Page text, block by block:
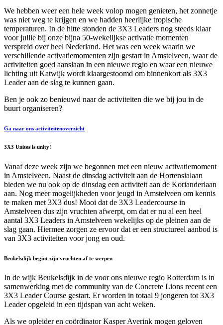
We hebben weer een hele week volop mogen genieten, het zonnetje
was niet weg te krijgen en we hadden heerlijke tropische
temperaturen. In de hitte stonden de 3X3 Leaders nog steeds klaar
voor jullie bij onze bijna 50-wekelijkse activatie momenten
verspreid over heel Nederland. Het was een week waarin we
verschillende activatiemomenten zijn gestart in Amstelveen, waar de
activiteiten goed aanslaan in een nieuwe regio en waar een nieuwe
lichting uit Katwijk wordt klaargestoomd om binnenkort als 3X3
Leader aan de slag te kunnen gaan.
Ben je ook zo benieuwd naar de activiteiten die we bij jou in de
buurt organiseren?
Ga naar ons activiteitenoverzicht
3X3 Unites is unity!
Vanaf deze week zijn we begonnen met een nieuw activatiemoment
in Amstelveen. Naast de dinsdag activiteit aan de Hortensialaan
bieden we nu ook op de dinsdag een activiteit aan de Korianderlaan
aan. Nog meer mogelijkheden voor jeugd in Amstelveen om kennis
te maken met 3X3 dus! Mooi dat de 3X3 Leadercourse in
Amstelveen dus zijn vruchten afwerpt, om dat er nu al een heel
aantal 3X3 Leaders in Amstelveen wekelijks op de pleinen aan de
slag gaan. Hiermee zorgen ze ervoor dat er een structureel aanbod is
van 3X3 activiteiten voor jong en oud.
Beukelsdijk begint zijn vruchten af te werpen
In de wijk Beukelsdijk in de voor ons nieuwe regio Rotterdam is in
samenwerking met de community van de Concrete Lions recent een
3X3 Leader Course gestart. Er worden in totaal 9 jongeren tot 3X3
Leader opgeleid in een tijdspan van acht weken.
Als we opleider en coördinator Kasper Averink mogen geloven